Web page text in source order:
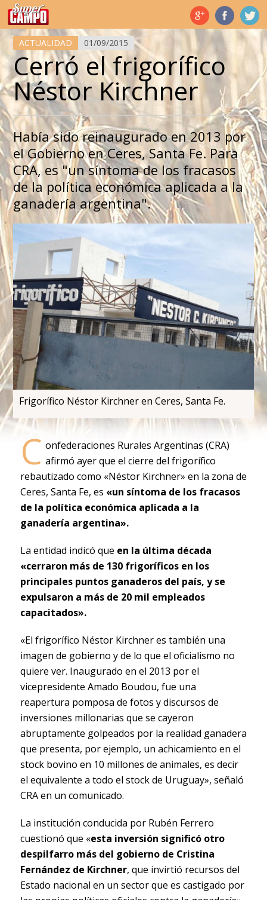
Temas de hoy
ACTUALIDAD 01/09/2015
Cerró el frigorífico
Néstor Kirchner
Había sido reinaugurado en 2013 por
el Gobierno en Ceres, Santa Fe. Para
CRA, es "un síntoma de los fracasos
de la política económica aplicada a la
ganadería argentina".
Frigorífico Néstor Kirchner en Ceres, Santa Fe.
C onfederaciones Rurales Argentinas (CRA)
afirmó ayer que el cierre del frigorífico
rebautizado como «Néstor Kirchner» en la zona de
Ceres, Santa Fe, es «un síntoma de los fracasos
de la política económica aplicada a la
ganadería argentina».
La entidad indicó que en la última década
«cerraron más de 130 frigoríficos en los
principales puntos ganaderos del país, y se
expulsaron a más de 20 mil empleados
capacitados».
«El frigorífico Néstor Kirchner es también una
imagen de gobierno y de lo que el oficialismo no
quiere ver. Inaugurado en el 2013 por el
vicepresidente Amado Boudou, fue una
reapertura pomposa de fotos y discursos de
inversiones millonarias que se cayeron
abruptamente golpeados por la realidad ganadera
que presenta, por ejemplo, un achicamiento en el
stock bovino en 10 millones de animales, es decir
el equivalente a todo el stock de Uruguay», señaló
CRA en un comunicado.
La institución conducida por Rubén Ferrero
cuestionó que «esta inversión significó otro
despilfarro más del gobierno de Cristina
Fernández de Kirchner, que invirtió recursos del
Estado nacional en un sector que es castigado por